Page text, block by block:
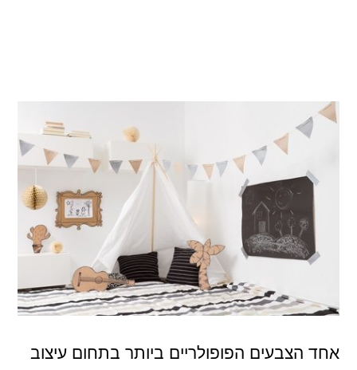
אחד הצבעים הפופולריים ביותר בתחום עיצוב